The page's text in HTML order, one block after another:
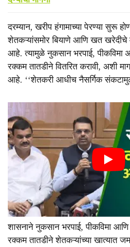
दरम्यान, खरीप हंगामाच्या पेरण्या सुरू
शेतकऱ्यांसमोर बियाणे आणि खत
आहे. त्यामुळे नुकसान भरपाई, पीकविमा
रक्कम तातडीने वितरित करावी, अशी
आहे. ‘‘शेतकरी आधीच नैसर्गिक
शासनाने नुकसान भरपाई, पीकविमा
रक्कम तातडीने शेतकऱ्यांच्या खात्यात